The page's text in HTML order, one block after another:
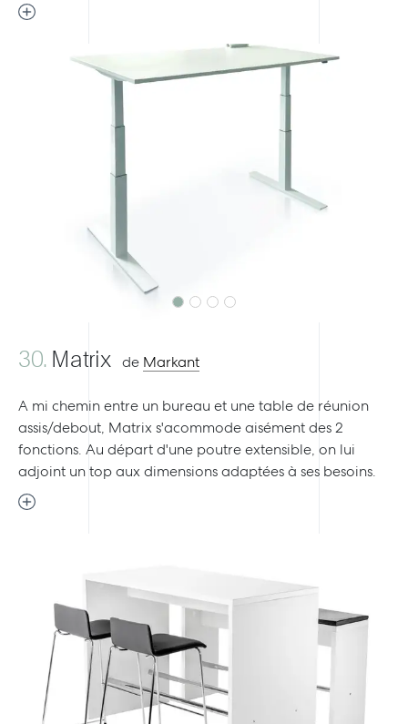
30. Matrix de Markant
A mi chemin entre un bureau et une table de réunion
assis/debout, Matrix s'acommode aisément des 2
fonctions. Au départ d'une poutre extensible, on lui
adjoint un top aux dimensions adaptées à ses besoins.
Previous